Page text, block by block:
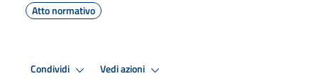
Atto normativo
Condividi Vedi azioni